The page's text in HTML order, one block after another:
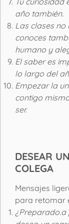
año también.
Las clases
conoces
humano y
El saber es
lo largo del
Empezar la
contigo
ser.
DESEAR
COLEGA
Mensajes
para retomar
¿Preparado.a